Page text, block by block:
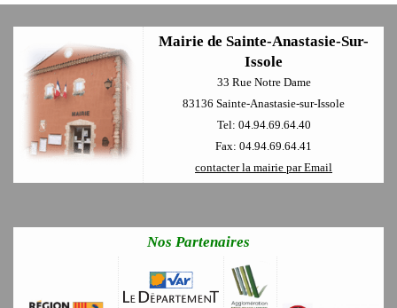
Mairie de Sainte-Anastasie-Sur-
Issole
33 Rue Notre Dame
83136 Sainte-Anastasie-sur-Issole
Tel: 04.94.69.64.40
Fax: 04.94.69.64.41
contacter la mairie par Email
Nos Partenaires